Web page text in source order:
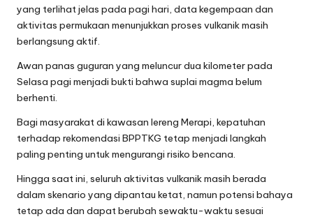
yang terlihat jelas pada pagi hari, data kegempaan dan
aktivitas permukaan menunjukkan proses vulkanik masih
berlangsung aktif.
Awan panas guguran yang meluncur dua kilometer pada
Selasa pagi menjadi bukti bahwa suplai magma belum
berhenti.
Bagi masyarakat di kawasan lereng Merapi, kepatuhan
terhadap rekomendasi BPPTKG tetap menjadi langkah
paling penting untuk mengurangi risiko bencana.
Hingga saat ini, seluruh aktivitas vulkanik masih berada
dalam skenario yang dipantau ketat, namun potensi bahaya
tetap ada dan dapat berubah sewaktu-waktu sesuai